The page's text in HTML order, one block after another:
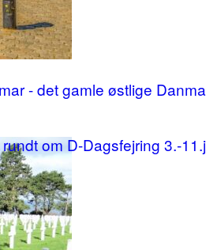
- det gamle østlige
om D-Dagsfejring 3.-